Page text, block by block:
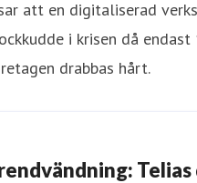
att en digitaliserad
i krisen då
drabbas hårt.